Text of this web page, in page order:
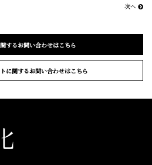
次へ
するお問い合わせはこちら
に関するお問い合わせはこちら